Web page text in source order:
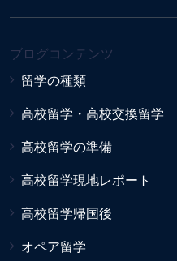
ブログコンテンツ
留学の種類
高校留学・高校交換留学
高校留学の準備
高校留学現地レポート
高校留学帰国後
オペア留学